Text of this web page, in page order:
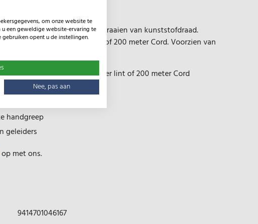
voor het op- en afdraaien van kunststofdraad.
Vidoflex, 200 meter lint of 200 meter Cord. Voorzien van
500 meter Vidoflex, 200 meter lint of 200 meter Cord
handgreep
geleiders
op met ons.
9414701046167
om onze website te
een geweldige website-ervaring te
opent u de instellingen.
Nee, pas aan